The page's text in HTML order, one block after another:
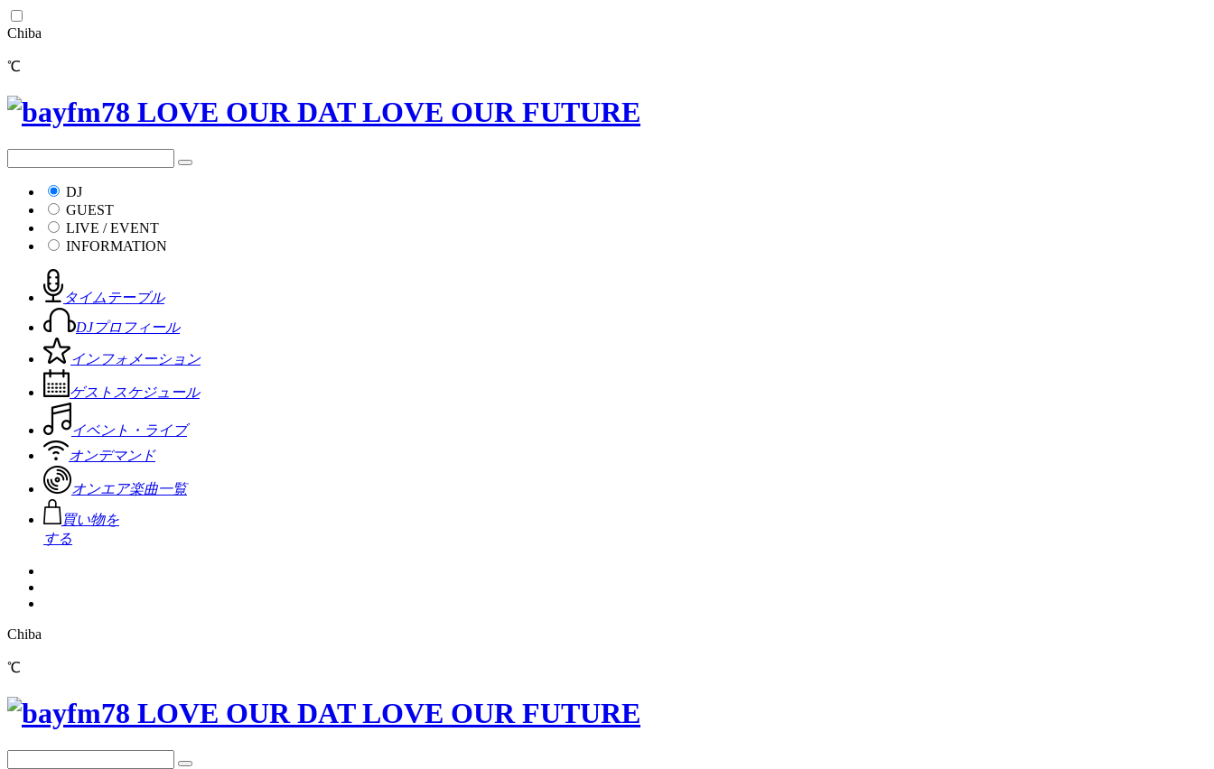
Chiba
℃
DJ
GUEST
LIVE / EVENT
INFORMATION
タイムテーブル
DJプロフィール
インフォメーション
ゲストスケジュール
イベント・ライブ
オンデマンド
オンエア楽曲一覧
買い物を
する
Chiba
℃